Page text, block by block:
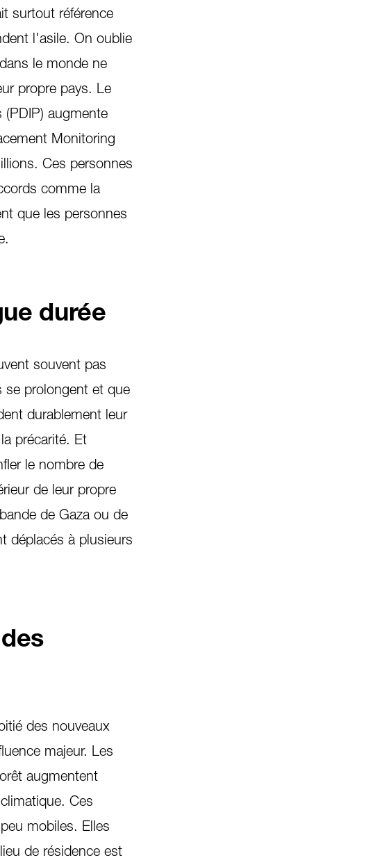
surtout référence
l'asile. On oublie
le monde ne
propre pays. Le
augmente
Monitoring
Ces personnes
comme la
que les personnes
durée
souvent pas
se prolongent et que
durablement leur
précarité. Et
le nombre de
de leur propre
de Gaza ou de
déplacés à plusieurs
des nouveaux
majeur. Les
augmentent
Ces
mobiles. Elles
de résidence est